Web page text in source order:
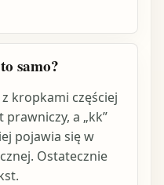
samo?
z kropkami częściej
a „kk”
pojawia się w
Ostatecznie